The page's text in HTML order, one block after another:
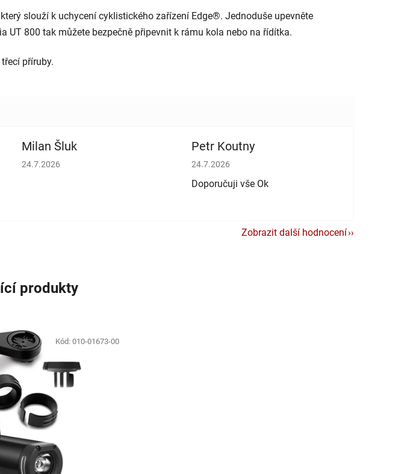
slouží k uchycení cyklistického zařízení Edge®. Jednoduše upevněte
UT 800 tak můžete bezpečně připevnit k rámu kola nebo na řídítka.
příruby.
Milan Šluk
Hodnocení obchodu je 5 z 5 hvězdiček.
24.7.2026
Petr Koutny
Hodnocení obchodu je 5 z 5 hvězdiček.
24.7.2026
Doporučuji vše Ok
Zobrazit další hodnocení
produkty
Kód: 010-01673-00